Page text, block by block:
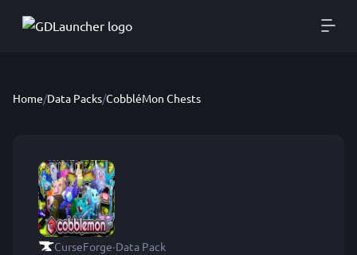
Home/Data Packs/CobbléMon Chests
CurseForge·Data Pack